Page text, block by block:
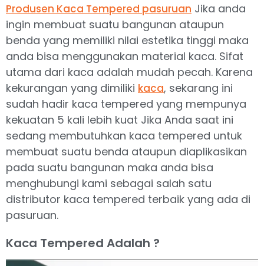
Produsen Kaca Tempered pasuruan Jika anda
ingin membuat suatu bangunan ataupun
benda yang memiliki nilai estetika tinggi maka
anda bisa menggunakan material kaca. Sifat
utama dari kaca adalah mudah pecah. Karena
kekurangan yang dimiliki kaca, sekarang ini
sudah hadir kaca tempered yang mempunya
kekuatan 5 kali lebih kuat Jika Anda saat ini
sedang membutuhkan kaca tempered untuk
membuat suatu benda ataupun diaplikasikan
pada suatu bangunan maka anda bisa
menghubungi kami sebagai salah satu
distributor kaca tempered terbaik yang ada di
pasuruan.
Kaca Tempered Adalah ?